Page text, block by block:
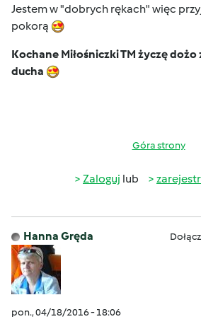
Jestem w "dobrych rękach" więc
pokorą
Kochane Miłośniczki TM życzę
ducha
Góra strony
Zaloguj lub
Hanna Gręda
pon., 04/18/2016 - 18:06